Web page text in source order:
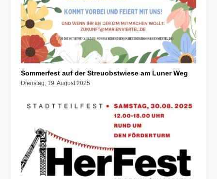
Sommerfest auf der Streuobstwiese am Luner Weg
Dienstag, 19. August 2025